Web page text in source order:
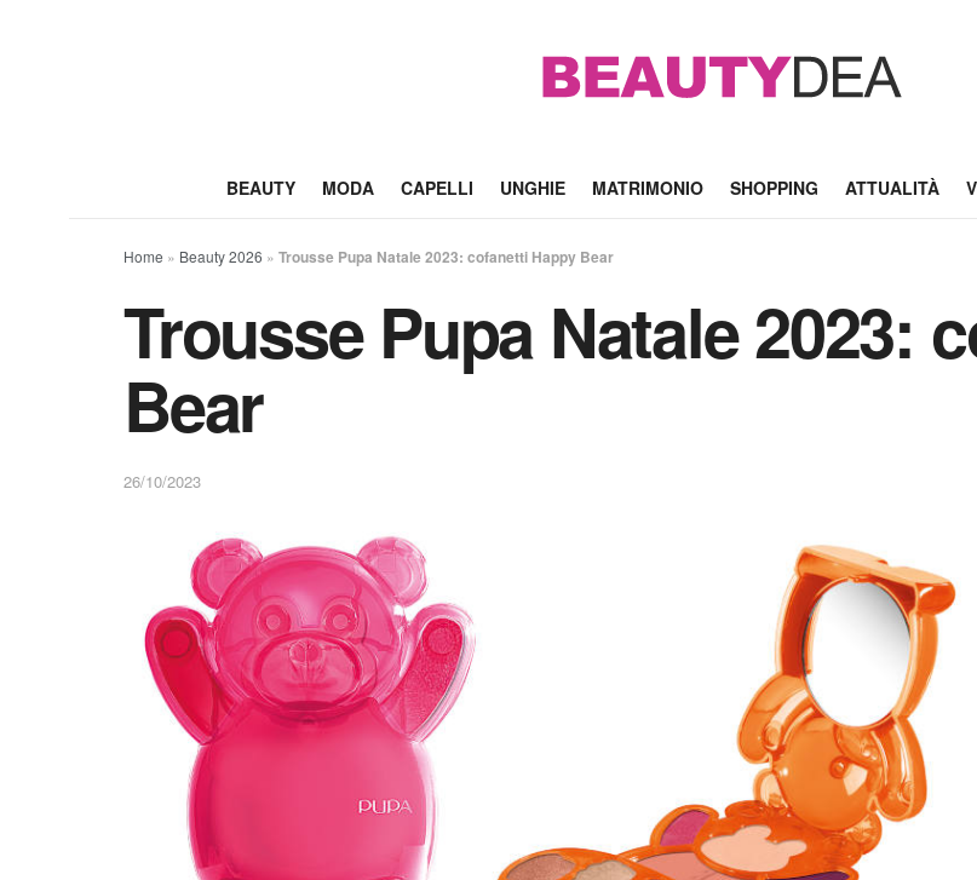
BEAUTY MODA CAPELLI UNGHIE MATRIMONIO SHOPPING ATTUALITÀ
Home » Beauty 2026 » Trousse Pupa Natale 2023: cofanetti Happy Bear
Trousse Pupa Natale 2023:
Bear
26/10/2023